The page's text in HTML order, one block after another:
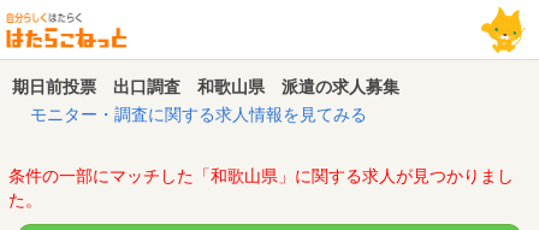
期日前投票 出口調査 和歌山県 派遣の求人募集
モニター・調査に関する求人情報を見てみる
条件の一部にマッチした「和歌山県」に関する求人が見つかりまし
た。